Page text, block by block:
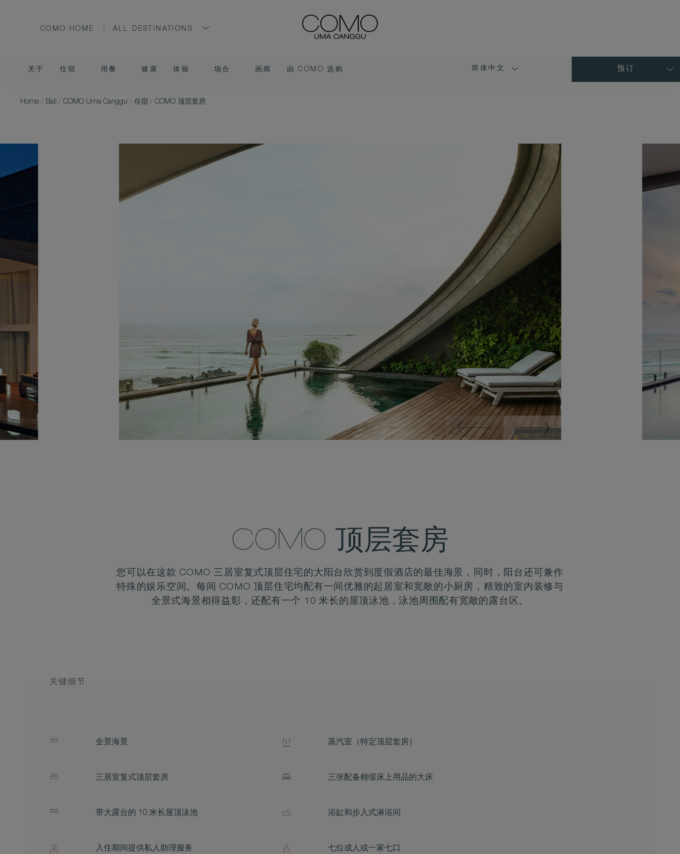
COMO HOME ALL DESTINATIONS
关于 住宿 用餐 健康 体验 场合 画廊
由 COMO 选购
简体中文 预订
Home / Bali / COMO Uma Canggu / 住宿 / COMO 顶层套房
COMO 顶层套房
您可以在这款 COMO 三居室复式顶层住宅的大阳台欣赏到度假酒店的最佳海景，同时，阳台还可兼作
特殊的娱乐空间。每间 COMO 顶层住宅均配有一间优雅的起居室和宽敞的小厨房，精致的室内装修与
全景式海景相得益彰，还配有一个 10 米长的屋顶泳池，泳池周围配有宽敞的露台区。
关键细节
全景海景
三居室复式顶层套房
带大露台的 10 米长屋顶泳池
入住期间提供私人助理服务
蒸汽室（特定顶层套房）
三张配备棉缎床上用品的大床
浴缸和步入式淋浴间
七位成人或一家七口